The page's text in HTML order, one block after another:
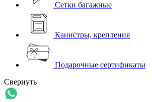
Сетки багажные
Канистры, крепления
Подарочные сертификаты
Свернуть